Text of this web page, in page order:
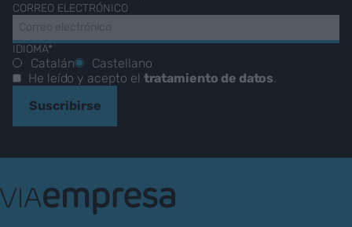
CORREO ELECTRÓNICO
IDIOMA*
Catalán
Castellano
He leído y acepto el tratamiento de datos.
Suscribirse